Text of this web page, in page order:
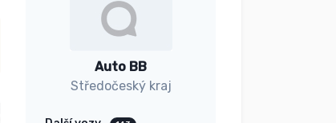
Auto BB
Středočeský kraj